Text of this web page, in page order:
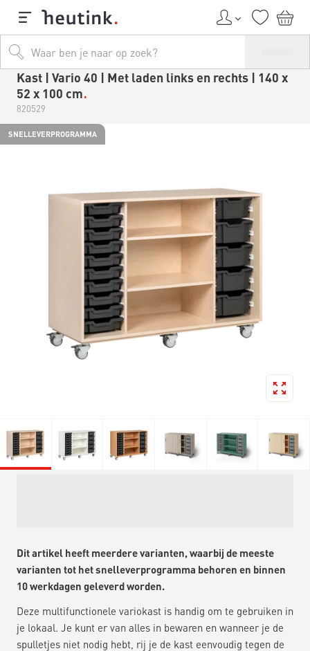
Kast | Vario 40 | Met laden links en rechts | 140 x
52 x 100 cm
820529
SNELLEVERPROGRAMMA
Dit artikel heeft meerdere varianten, waarbij de meeste
varianten tot het snelleverprogramma behoren en binnen
10 werkdagen geleverd worden.
Deze multifunctionele variokast is handig om te gebruiken in
je lokaal. Je kunt er van alles in bewaren en wanneer je de
spulletjes niet nodig hebt, rij je de kast eenvoudig tegen de